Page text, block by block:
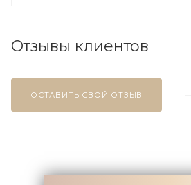
Отзывы клиентов
ОСТАВИТЬ СВОЙ ОТЗЫВ